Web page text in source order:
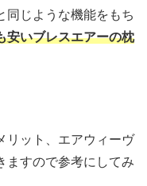
同じような機能をもち
安いブレスエアーの枕
リット、エアウィーヴ
ますので参考にしてみ